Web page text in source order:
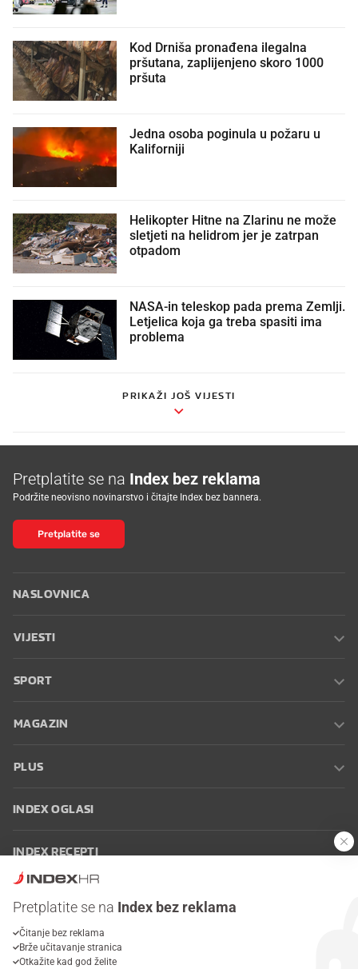
Kod Drniša pronađena ilegalna
pršutana, zaplijenjeno skoro 1000
pršuta
Jedna osoba poginula u požaru u
Kaliforniji
Helikopter Hitne na Zlarinu ne može
sletjeti na helidrom jer je zatrpan
otpadom
NASA-in teleskop pada prema Zemlji.
Letjelica koja ga treba spasiti ima
problema
PRIKAŽI JOŠ VIJESTI
Pretplatite se na Index bez reklama
Podržite neovisno novinarstvo i čitajte Index bez bannera.
Pretplatite se
NASLOVNICA
VIJESTI
SPORT
MAGAZIN
PLUS
INDEX OGLASI
INDEX RECEPTI
Oglašavanje Zaposli se na Indexu
korištenja
Postavke kolačića
Pretplatite se na Index bez reklama
Čitanje bez reklama
Brže učitavanje stranica
Otkažite kad god želite